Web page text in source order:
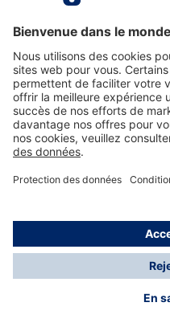
La
Nous contacter
A propos de Dräger
Informations
*Les taxes et les frais
dans les prix indiqués,
supplémentaires peuvent